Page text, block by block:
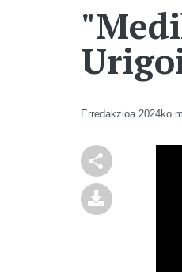
Erredakzioa 2024ko